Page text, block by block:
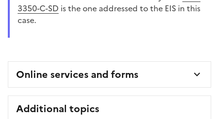
3350-C-SD is the one addressed to the EIS in this
case.
Online services and forms
Additional topics